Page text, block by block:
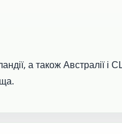
а також Австралії і